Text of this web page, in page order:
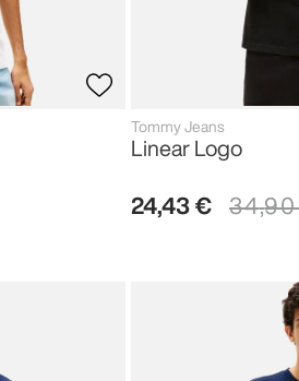
Tommy Jeans
Linear Logo
24,43 € 34,90